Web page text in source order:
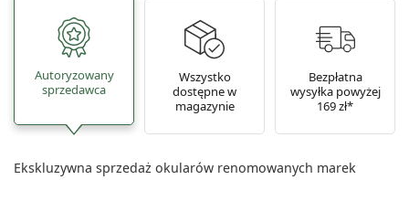
Autoryzowany
sprzedawca
Wszystko
dostępne w
magazynie
Bezpłatna
wysyłka powyżej
169 zł*
Ekskluzywna sprzedaż okularów renomowanych marek